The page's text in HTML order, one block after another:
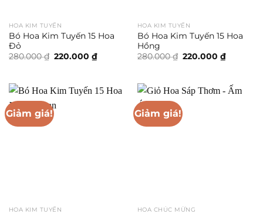
HOA KIM TUYẾN
Bó Hoa Kim Tuyến 15 Hoa
Đỏ
280.000₫ Giá
220.000 ₫Giá
hiện
220.000 ₫.
HOA KIM TUYẾN
Bó Hoa Kim Tuyến 15 Hoa
Hồng
280.000₫ Giá
220.000 ₫Giá
hiện
220.000
Giảm giá!
HOA KIM TUYẾN
Giảm giá!
HOA CHÚC MỪNG